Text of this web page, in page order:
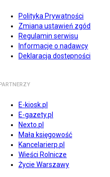
Polityka Prywatności
Zmiana ustawień zgód
Regulamin serwisu
Informacje o nadawcy
Deklaracja dostępności
PARTNERZY
E-kiosk.pl
E-gazety.pl
Nexto.pl
Mała księgowość
Kancelarierp.pl
Wieści Rolnicze
Życie Warszawy